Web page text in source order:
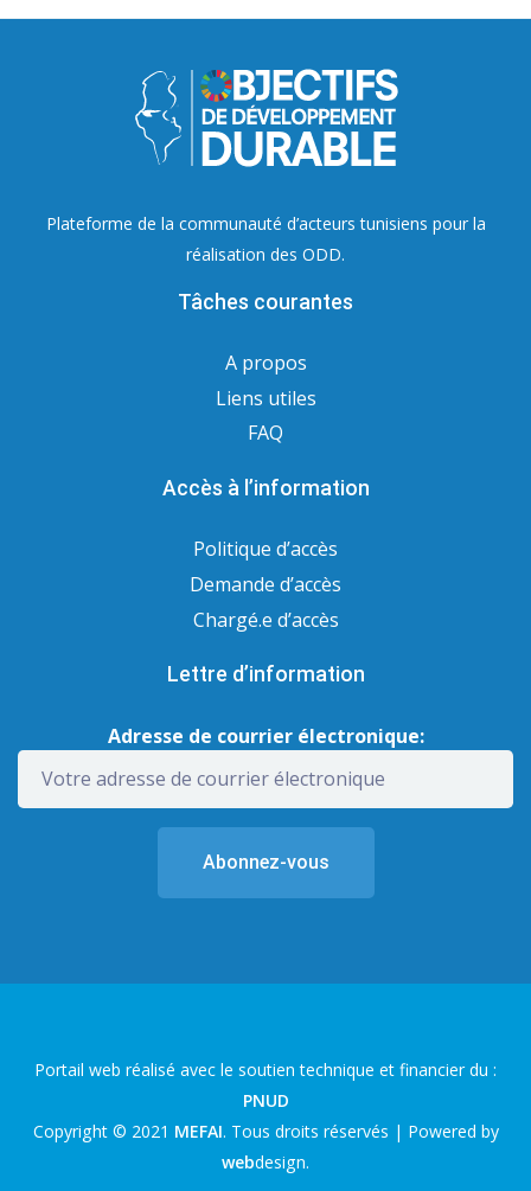
Plateforme de la communauté d’acteurs tunisiens pour la
réalisation des ODD.
Tâches courantes
A propos
Liens utiles
FAQ
Accès à l’information
Politique d’accès
Demande d’accès
Chargé.e d’accès
Lettre d’information
Adresse de courrier électronique:
Portail web réalisé avec le soutien technique et financier du :
PNUD
Copyright © 2021 MEFAI. Tous droits réservés | Powered by
webdesign.